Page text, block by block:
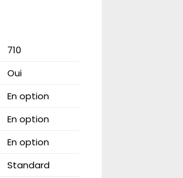
710
Oui
En option
En option
En option
Standard